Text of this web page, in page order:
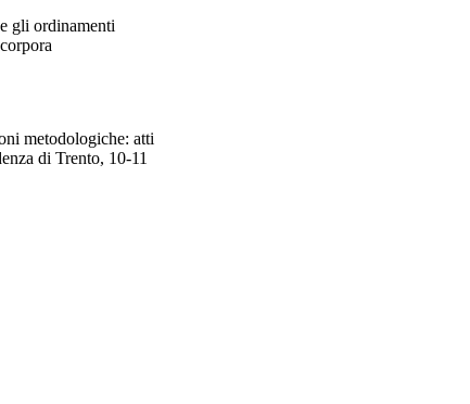
gli ordinamenti
metodologiche: atti
di Trento, 10-11